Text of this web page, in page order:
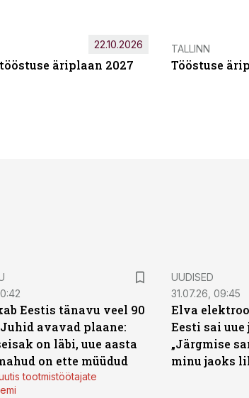
äriplaan 2027
22.10.2026 TALLINN
Tööstuse
Eestis tänavu veel 90
avavad plaane:
on läbi, uue aasta
on ette müüdud
tootmistöötajate
UUDISED
31.07.26, 09:45
Elva
Eesti sai
„Järgmise
minu jaoks